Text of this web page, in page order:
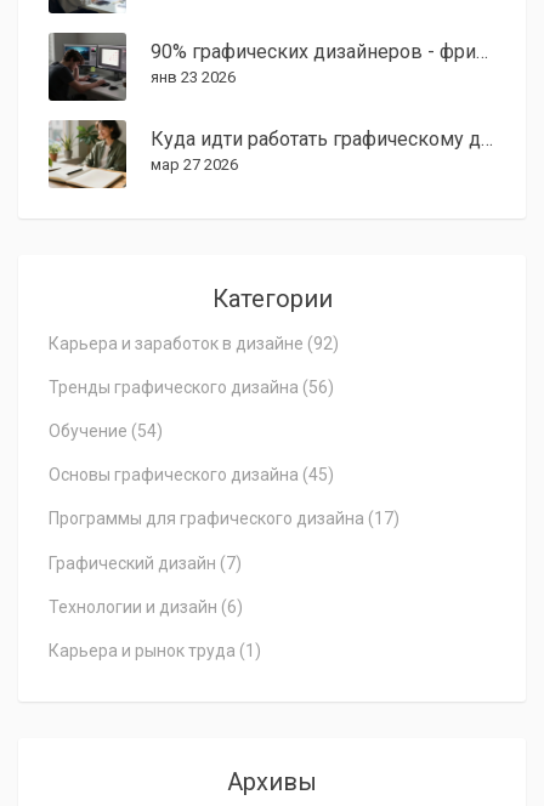
90% графических дизайнеров - фрилансеры? Реальные цифры и как это влияет на вашу карьеру
янв 23 2026
Куда идти работать графическому дизайнеру: выбор направления и поиск заказов в 2026 году
мар 27 2026
Категории
Карьера и заработок в дизайне (92)
Тренды графического дизайна (56)
Обучение (54)
Основы графического дизайна (45)
Программы для графического дизайна (17)
Графический дизайн (7)
Технологии и дизайн (6)
Карьера и рынок труда (1)
Архивы